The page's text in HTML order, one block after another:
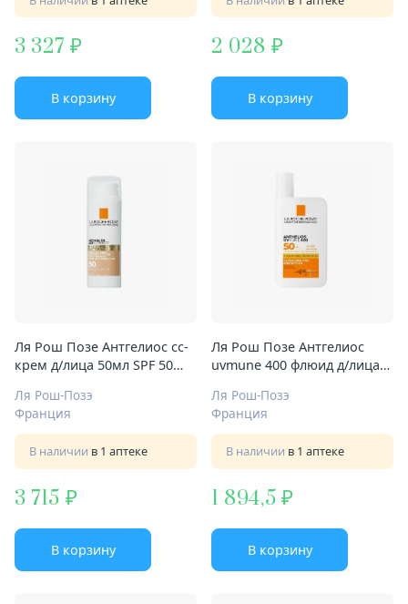
3 327
В корзину
2 028
В корзину
Ля Рош Позе Антгелиос cc-
крем д/лица 50мл SPF 50
Ля Рош-Позэ
Франция
В наличии в 1 аптеке
3 715
В корзину
Ля Рош Позе Антгелиос
uvmune 400 флюид д/лица
невидимый SPF50+/PPD42
Ля Рош-Позэ
Франция
В наличии в 1 аптеке
1 894,5
В корзину